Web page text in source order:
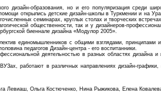
дизайн-образования, но и его популяризация среди
открылись детские дизайн-школы в Туркмении и на
семинарах, круглых столах и творческих
общественности, так и у дизайнеров-
биеннале дизайна «Модулор 2005».
единомышленников с общими взглядами,
педагогов Дизайн-центра - его воспитанники.
деятельностью в разных областях
работают в различных направлениях дизайн-
Левиаш, Ольга Костюченко, Нина Рыжикова, Елена